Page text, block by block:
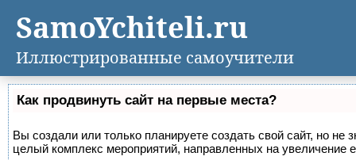
Как продвинуть сайт на первые места?
Вы создали или только планируете создать свой сайт, но не
целый комплекс мероприятий, направленных на увеличение
SamoYchiteli.ru
Иллюстрированные самоучители